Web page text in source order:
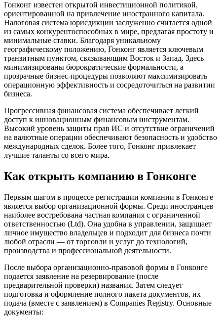
Гонконг известен открытой инвестиционной политикой,
ориентированной на привлечение иностранного капитала.
Налоговая система юрисдикции заслуженно считается одной
из самых конкурентоспособных в мире, предлагая простоту и
минимальные ставки. Благодаря уникальному
географическому положению, Гонконг является ключевым
транзитным пунктом, связывающим Восток и Запад. Здесь
минимизированы бюрократические формальности, а
прозрачные бизнес-процедуры позволяют максимизировать
операционную эффективность и сосредоточиться на развитии
бизнеса.
Прогрессивная финансовая система обеспечивает легкий
доступ к инновационным финансовым инструментам.
Высокий уровень защиты прав ИС и отсутствие ограничений
на валютные операции обеспечивают безопасность и удобство
международных сделок. Более того, Гонконг привлекает
лучшие таланты со всего мира.
Как открыть компанию в Гонконге
Первым шагом в процессе регистрации компании в Гонконге
является выбор организационной формы. Среди иностранцев
наиболее востребована частная компания с ограниченной
ответственностью (Ltd). Она удобна в управлении, защищает
личное имущество владельцев и подходит для бизнеса почти
любой отрасли — от торговли и услуг до технологий,
производства и профессиональной деятельности.
После выбора организационно-правовой формы в Гонконге
подается заявление на резервирование (после
предварительной проверки) названия. Затем следует
подготовка и оформление полного пакета документов, их
подача (вместе с заявлением) в Companies Registry. Основные
документы: